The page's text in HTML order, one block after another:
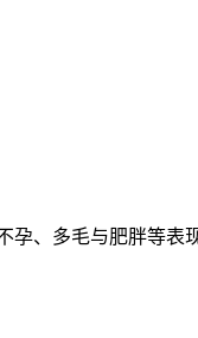
孕、多毛与肥胖等表